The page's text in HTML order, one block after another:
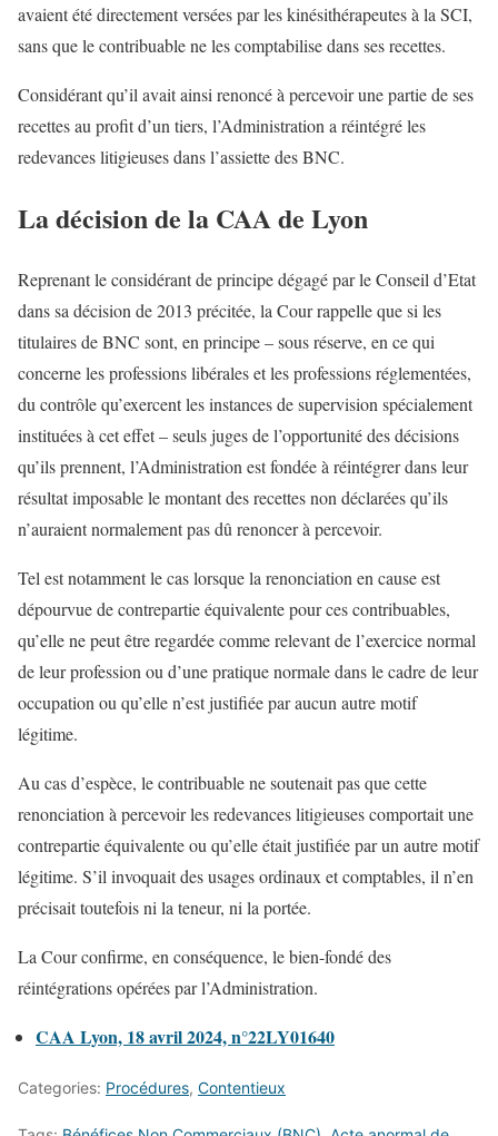
avaient été directement versées par les kinésithérapeutes à la SCI,
sans que le contribuable ne les comptabilise dans ses recettes.
Considérant qu’il avait ainsi renoncé à percevoir une partie de ses
recettes au profit d’un tiers, l’Administration a réintégré les
redevances litigieuses dans l’assiette des BNC.
La décision de la CAA de Lyon
Reprenant le considérant de principe dégagé par le Conseil d’Etat
dans sa décision de 2013 précitée, la Cour rappelle que si les
titulaires de BNC sont, en principe – sous réserve, en ce qui
concerne les professions libérales et les professions réglementées,
du contrôle qu’exercent les instances de supervision spécialement
instituées à cet effet – seuls juges de l’opportunité des décisions
qu’ils prennent, l’Administration est fondée à réintégrer dans leur
résultat imposable le montant des recettes non déclarées qu’ils
n’auraient normalement pas dû renoncer à percevoir.
Tel est notamment le cas lorsque la renonciation en cause est
dépourvue de contrepartie équivalente pour ces contribuables,
qu’elle ne peut être regardée comme relevant de l’exercice normal
de leur profession ou d’une pratique normale dans le cadre de leur
occupation ou qu’elle n’est justifiée par aucun autre motif
légitime.
Au cas d’espèce, le contribuable ne soutenait pas que cette
renonciation à percevoir les redevances litigieuses comportait une
contrepartie équivalente ou qu’elle était justifiée par un autre motif
légitime. S’il invoquait des usages ordinaux et comptables, il n’en
précisait toutefois ni la teneur, ni la portée.
La Cour confirme, en conséquence, le bien-fondé des
réintégrations opérées par l’Administration.
CAA Lyon, 18 avril 2024, n°22LY01640
Categories: Procédures, Contentieux